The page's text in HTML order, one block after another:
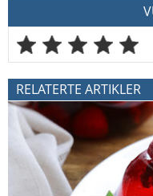
RELATERTE ARTIKLER